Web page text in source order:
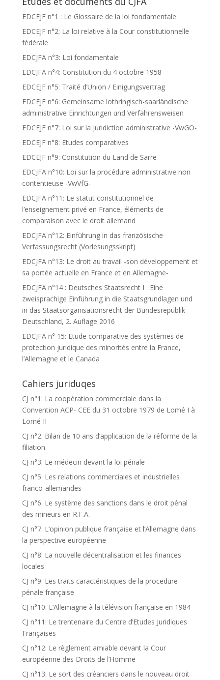
EDCEJF n°1 : Le Glossaire de la loi fondamentale
EDCEJF n°2: La loi relative à la Cour constitutionnelle
fédérale
EDCJFA n°3: Loi fondamentale
EDCJFA n°4: Constitution du 4 octobre 1958
EDCEJF n°5: Traité d’Union / Einigungsvertrag
EDCEJF n°6: Gemeinsame lothringisch-saarländische
administrative Einrichtungen und Verfahrensweisen
EDCEJF n°7: Loi sur la juridiction administrative -VwGO-
EDCEJF n°8: Etudes comparatives
EDCEJF n°9: Constitution du Land de Sarre
EDCJFA n°10: Loi sur la procédure administrative non
contentieuse -VwVfG-
EDCJFA n°11: Le statut constitutionnel de
l’enseignement privé en France, éléments de
comparaison avec le droit allemand
EDCJFA n°12: Einführung in das französische
Verfassungsrecht (Vorlesungsskript)
EDCJFA n°13: Le droit au travail -son développement et
sa portée actuelle en France et en Allemagne-
EDCJFA n°14 : Deutsches Staatsrecht I : Eine
zweisprachige Einführung in die Staatsgrundlagen und
in das Staatsorganisationsrecht der Bundesrepublik
Deutschland, 2. Auflage 2016
EDCJFA n° 15: Etude comparative des systèmes de
protection juridique des minorités entre la France,
l’Allemagne et le Canada
Cahiers juriduqes
CJ n°1: La coopération commerciale dans la
Convention ACP- CEE du 31 octobre 1979 de Lomé I à
Lomé II
CJ n°2: Bilan de 10 ans d’application de la réforme de la
filiation
CJ n°3: Le médecin devant la loi pénale
CJ n°5: Les relations commerciales et industrielles
franco-allemandes
CJ n°6: Le système des sanctions dans le droit pénal
des mineurs en R.F.A.
CJ n°7: L’opinion publique française et l’Allemagne dans
la perspective européenne
CJ n°8: La nouvelle décentralisation et les finances
locales
CJ n°9: Les traits caractéristiques de la procedure
pénale française
CJ n°10: L’Allemagne à la télévision française en 1984
CJ n°11: Le trentenaire du Centre d’Etudes Juridiques
Françaises
CJ n°12: Le règlement amiable devant la Cour
européenne des Droits de l’Homme
CJ n°13: Le sort des créanciers dans le nouveau droit